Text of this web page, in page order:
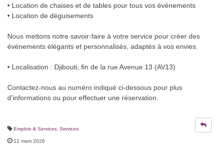
• Location de chaises et de tables pour tous vos événements
• Location de déguisements
Nous mettons notre savoir-faire à votre service pour créer des
événements élégants et personnalisés, adaptés à vos envies.
• Localisation : Djibouti, fin de la rue Avenue 13 (AV13)
Contactez-nous au numéro indiqué ci-dessous pour plus
d'informations ou pour effectuer une réservation.
Emplois & Services Services
12 mars 2026